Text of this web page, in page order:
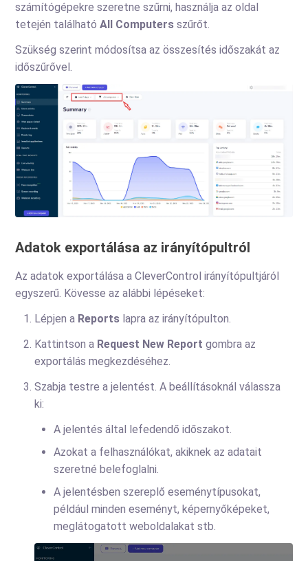
számítógépekre szeretne szűrni, használja az oldal
tetején találhatóAll Computers szűrőt.
Szükség szerint módosítsa az összesítés időszakát az
időszűrővel.
Adatok exportálása az irányítópultról
Az adatok exportálása a CleverControl irányítópultjáról
egyszerű. Kövesse az alábbi lépéseket:
Lépjen a Reports lapra az irányítópulton.
Kattintson a Request New Report gombra az
exportálás megkezdéséhez.
Szabja testre a jelentést. A beállításoknál válassza
ki:
A jelentés által lefedendő időszakot.
Azokat a felhasználókat, akiknek az adatait
szeretné belefoglalni.
A jelentésben szereplő eseménytípusokat,
például minden eseményt, képernyőképeket,
meglátogatott weboldalakat stb.